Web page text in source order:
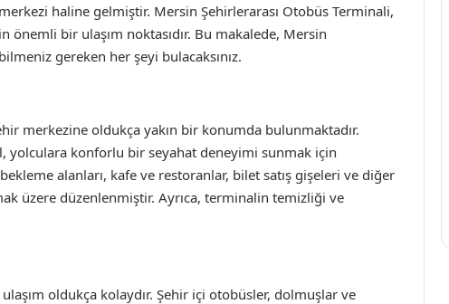
haline gelmiştir. Mersin Şehirlerarası Otobüs Terminali,
bir ulaşım noktasıdır. Bu makalede, Mersin
gereken her şeyi bulacaksınız.
merkezine oldukça yakın bir konumda bulunmaktadır.
konforlu bir seyahat deneyimi sunmak için
alanları, kafe ve restoranlar, bilet satış gişeleri ve diğer
üzere düzenlenmiştir. Ayrıca, terminalin temizliği ve
oldukça kolaydır. Şehir içi otobüsler, dolmuşlar ve